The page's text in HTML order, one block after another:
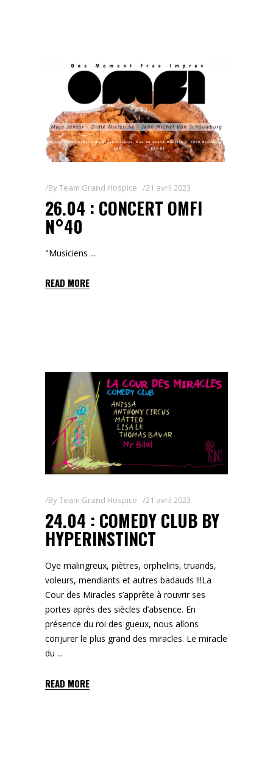
ByTeam Grand Hospice 21 avril 2023
26.04 : CONCERT OMFI
N°40
"Musiciens
READ MORE
ByTeam Grand Hospice 21 avril 2023
24.04 : COMEDY CLUB BY
HYPERINSTINCT
Oye malingreux, piètres, orphelins, truands,
voleurs, mendiants et autres badauds !!!La
Cour des Miracles s’apprête à rouvrir ses
portes après des siècles d’absence. En
présence du roi des gueux, nous allons
conjurer le plus grand des miracles. Le miracle
du
READ MORE